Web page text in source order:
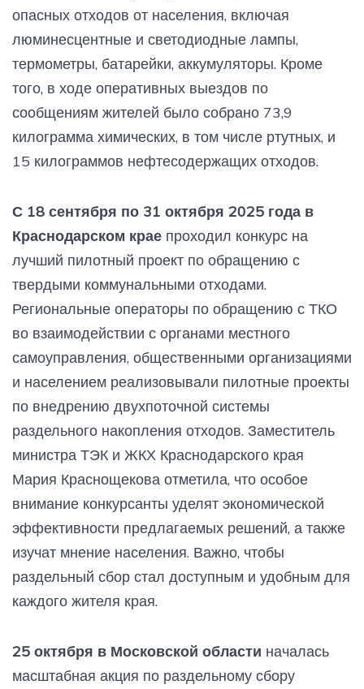
опасных отходов от населения, включая
люминесцентные и светодиодные лампы,
термометры, батарейки, аккумуляторы. Кроме
того, в ходе оперативных выездов по
сообщениям жителей было собрано 73,9
килограмма химических, в том числе ртутных, и
15 килограммов нефтесодержащих отходов.
С 18 сентября по 31 октября 2025 года в
Краснодарском крае проходил конкурс на
лучший пилотный проект по обращению с
твердыми коммунальными отходами.
Региональные операторы по обращению с ТКО
во взаимодействии с органами местного
самоуправления, общественными организациями
и населением реализовывали пилотные проекты
по внедрению двухпоточной системы
раздельного накопления отходов. Заместитель
министра ТЭК и ЖКХ Краснодарского края
Мария Краснощекова отметила, что особое
внимание конкурсанты уделят экономической
эффективности предлагаемых решений, а также
изучат мнение населения. Важно, чтобы
раздельный сбор стал доступным и удобным для
каждого жителя края.
25 октября в Московской области началась
масштабная акция по раздельному сбору